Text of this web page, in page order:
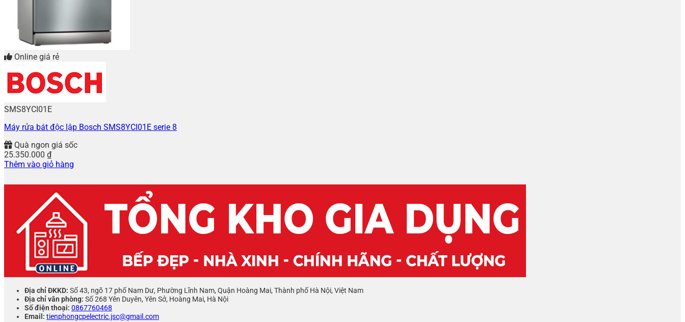
Online giá rẻ
SMS8YCI01E
Máy rửa bát độc lập Bosch SMS8YCI01E serie 8
Quà ngon giá sốc
25.350.000 ₫
Thêm vào giỏ hàng
Địa chỉ ĐKKD: Số 43, ngõ 17 phố Nam Dư, Phường Lĩnh Nam, Quận Hoàng Mai, Thành phố Hà Nội, Việt Nam
Địa chỉ văn phòng: Số 268 Yên Duyên, Yên Sở, Hoàng Mai, Hà Nội
Số điện thoại: 0867760468
Email: tienphongcpelectric.jsc@gmail.com